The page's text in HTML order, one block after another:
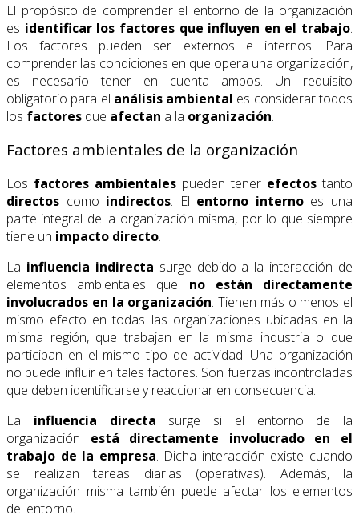
El propósito de comprender el entorno de la organización
es identificar los factores que influyen en el trabajo.
Los factores pueden ser externos e internos. Para
comprender las condiciones en que opera una organización,
es necesario tener en cuenta ambos. Un requisito
obligatorio para el análisis ambiental es considerar todos
los factores que afectan a la organización.
Factores ambientales de la organización
Los factores ambientales pueden tener efectos tanto
directos como indirectos. El entorno internoes una
parte integral de la organización misma, por lo que siempre
tiene un impacto directo.
La influencia indirecta surge debido a la interacción de
elementos ambientales que no están directamente
involucrados en la organización. Tienen más o menos el
mismo efecto en todas las organizaciones ubicadas en la
misma región, que trabajan en la misma industria o que
participan en el mismo tipo de actividad. Una organización
no puede influir en tales factores. Son fuerzas incontroladas
que deben identificarse y reaccionar en consecuencia.
La influencia directa surge si el entorno de la
organización está directamente involucrado en el
trabajo de la empresa. Dicha interacción existe cuando
se realizan tareas diarias (operativas). Además, la
organización misma también puede afectar los elementos
del entorno.